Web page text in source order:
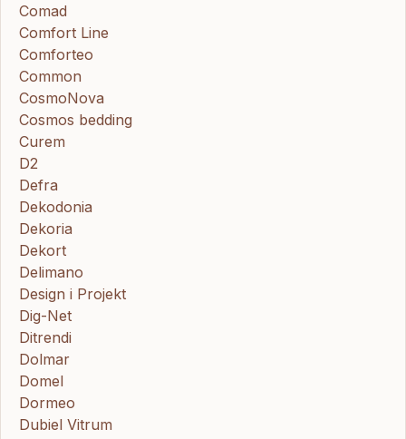
Comad
Comfort Line
Comforteo
Common
CosmoNova
Cosmos bedding
Curem
D2
Defra
Dekodonia
Dekoria
Dekort
Delimano
Design i Projekt
Dig-Net
Ditrendi
Dolmar
Domel
Dormeo
Dubiel Vitrum